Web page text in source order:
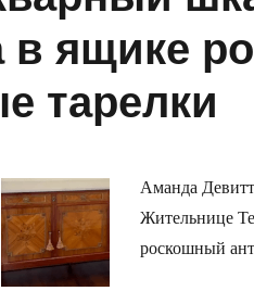
в ящике
тарелки
Аманда
Жительнице
роскошный